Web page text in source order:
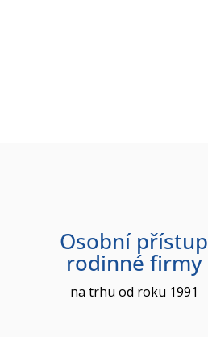
Osobní přístup
rodinné firmy
na trhu od roku 1991